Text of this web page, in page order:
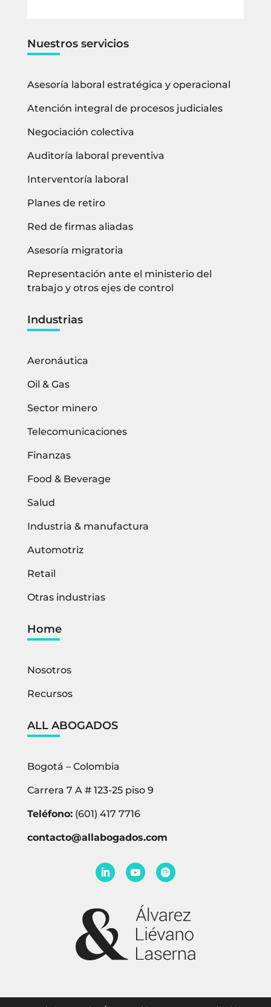
Nuestros servicios
Asesoría laboral estratégica y operacional
Atención integral de procesos judiciales
Negociación colectiva
Auditoría laboral preventiva
Interventoría laboral
Planes de retiro
Red de firmas aliadas
Asesoría migratoria
Representación ante el ministerio del
trabajo y otros ejes de control
Industrias
Aeronáutica
Oil & Gas
Sector minero
Telecomunicaciones
Finanzas
Food & Beverage
Salud
Industria & manufactura
Automotriz
Retail
Otras industrias
Home
Nosotros
Recursos
ALL ABOGADOS
Bogotá – Colombia
Carrera 7 A # 123-25 piso 9
Teléfono:(601) 417 7716
contacto@allabogados.com